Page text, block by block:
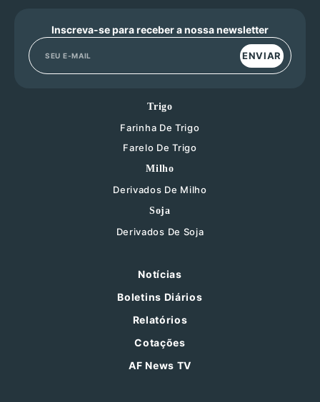
Inscreva-se para receber a nossa newsletter
ENVIAR
Trigo
Farinha De Trigo
Farelo De Trigo
Milho
Derivados De Milho
Soja
Derivados De Soja
Notícias
Boletins Diários
Relatórios
Cotações
AF News TV